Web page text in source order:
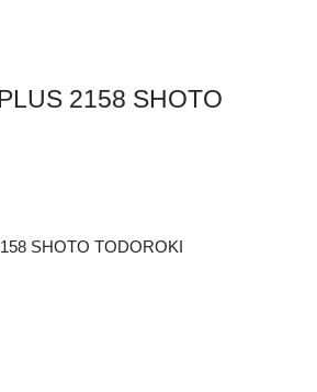
2158 SHOTO
SHOTO TODOROKI